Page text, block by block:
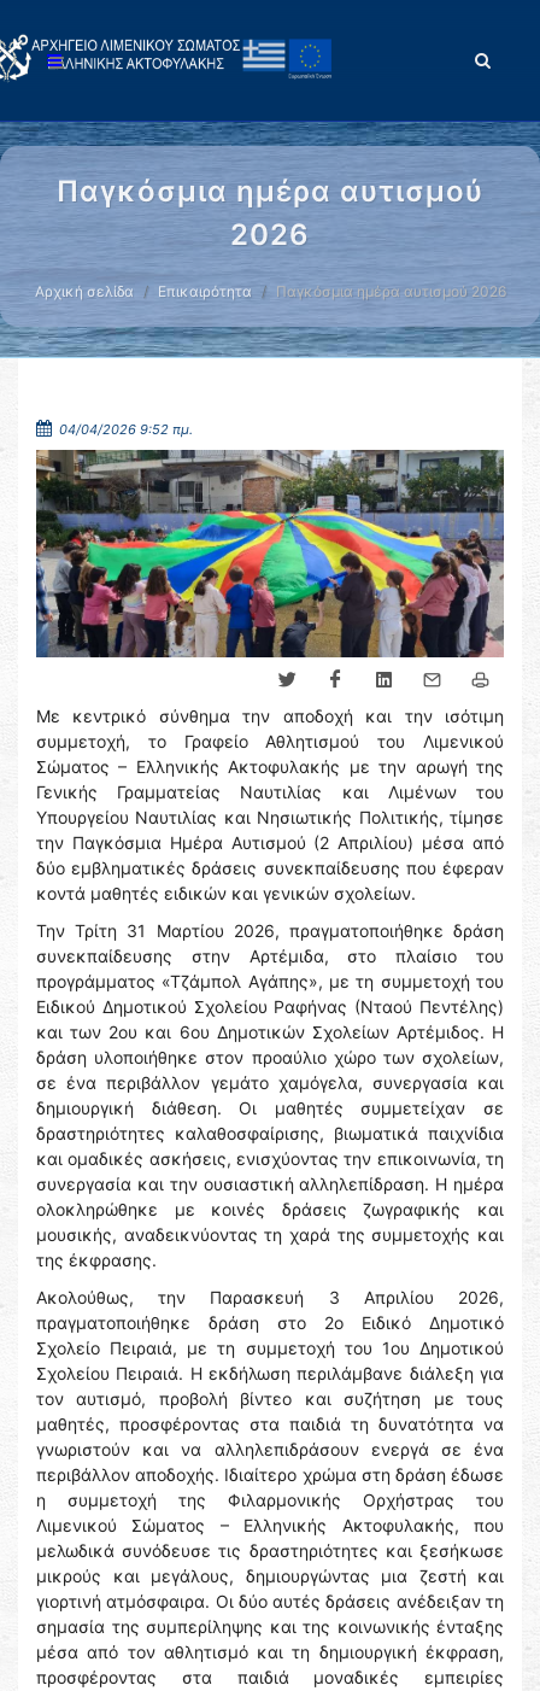
Παγκόσμια ημέρα αυτισμού
2026
Αρχική σελίδα Επικαιρότητα Παγκόσμια ημέρα αυτισμού 2026
04/04/2026 9:52 πμ.
Με κεντρικό σύνθημα την αποδοχή και την ισότιμη
συμμετοχή, το Γραφείο Αθλητισμού του Λιμενικού
Σώματος – Ελληνικής Ακτοφυλακής με την αρωγή της
Γενικής Γραμματείας Ναυτιλίας και Λιμένων του
Υπουργείου Ναυτιλίας και Νησιωτικής Πολιτικής, τίμησε
την Παγκόσμια Ημέρα Αυτισμού (2 Απριλίου) μέσα από
δύο εμβληματικές δράσεις συνεκπαίδευσης που έφεραν
κοντά μαθητές ειδικών και γενικών σχολείων.
Την Τρίτη 31 Μαρτίου 2026, πραγματοποιήθηκε δράση
συνεκπαίδευσης στην Αρτέμιδα, στο πλαίσιο του
προγράμματος «Τζάμπολ Αγάπης», με τη συμμετοχή του
Ειδικού Δημοτικού Σχολείου Ραφήνας (Νταού Πεντέλης)
και των 2ου και 6ου Δημοτικών Σχολείων Αρτέμιδος. Η
δράση υλοποιήθηκε στον προαύλιο χώρο των σχολείων,
σε ένα περιβάλλον γεμάτο χαμόγελα, συνεργασία και
δημιουργική διάθεση. Οι μαθητές συμμετείχαν σε
δραστηριότητες καλαθοσφαίρισης, βιωματικά παιχνίδια
και ομαδικές ασκήσεις, ενισχύοντας την επικοινωνία, τη
συνεργασία και την ουσιαστική αλληλεπίδραση. Η ημέρα
ολοκληρώθηκε με κοινές δράσεις ζωγραφικής και
μουσικής, αναδεικνύοντας τη χαρά της συμμετοχής και
της έκφρασης.
Ακολούθως, την Παρασκευή 3 Απριλίου 2026,
πραγματοποιήθηκε δράση στο 2ο Ειδικό Δημοτικό
Σχολείο Πειραιά, με τη συμμετοχή του 1ου Δημοτικού
Σχολείου Πειραιά. Η εκδήλωση περιλάμβανε διάλεξη για
τον αυτισμό, προβολή βίντεο και συζήτηση με τους
μαθητές, προσφέροντας στα παιδιά τη δυνατότητα να
γνωριστούν και να αλληλεπιδράσουν ενεργά σε ένα
περιβάλλον αποδοχής. Ιδιαίτερο χρώμα στη δράση έδωσε
η συμμετοχή της Φιλαρμονικής Ορχήστρας του
Λιμενικού Σώματος – Ελληνικής Ακτοφυλακής, που
μελωδικά συνόδευσε τις δραστηριότητες και ξεσήκωσε
μικρούς και μεγάλους, δημιουργώντας μια ζεστή και
γιορτινή ατμόσφαιρα. Οι δύο αυτές δράσεις ανέδειξαν τη
σημασία της συμπερίληψης και της κοινωνικής ένταξης
μέσα από τον αθλητισμό και τη δημιουργική έκφραση,
προσφέροντας στα παιδιά μοναδικές εμπειρίες